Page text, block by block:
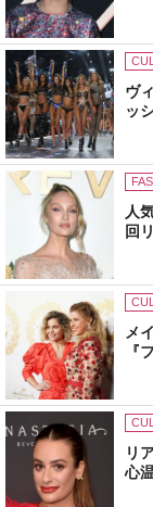
ヴ
ッ
人
回
メ
『
リ
心